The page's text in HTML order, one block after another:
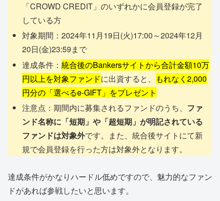
「CROWD CREDIT」のいずれかに会員登録が完了
している方
対象期間：2024年11月19日(火)17:00～2024年12月
20日(金)23:59まで
達成条件：統合後のBankersサイトから合計金額10万
円以上を対象ファンドに出資すると、
もれなく2,000
円分の「選べるe-GIFT」をプレゼント
注意点：期間内に募集されるファンドのうち、 ファ
ンド名称に「短期」や「超短期」が明記されている
ファンドは対象外です。また、統合後サイトにて新
規で会員登録を行った方は対象外となります。
達成条件がかなりハードル低めですので、魅力的なファン
ドがあれば参戦したいと思います。